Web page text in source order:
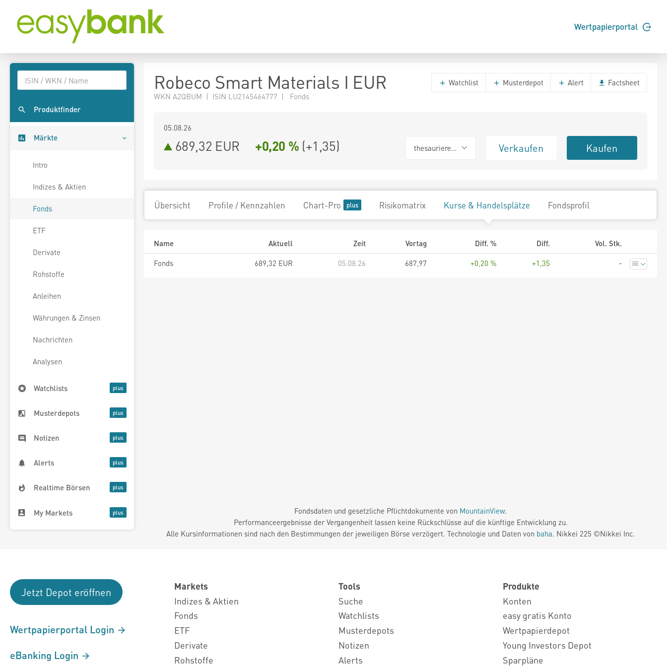
Wertpapierportal
Produktfinder
Märkte
Intro
Indizes & Aktien
Fonds
ETF
Derivate
Rohstoffe
Anleihen
Währungen & Zinsen
Nachrichten
Analysen
Watchlists
Musterdepots
Notizen
Alerts
Realtime Börsen
My Markets
Robeco Smart Materials I EUR
WKN A2QBUM | ISIN LU2145464777 | Fonds
Watchlist Musterdepot Alert Factsheet
05.08.26
689,32 EUR +0,20 % (+1,35) thesaurierend Verkaufen Kaufen
Übersicht Profile / Kennzahlen Chart-Pro Risikomatrix Kurse & Handelsplätze Fondsprofil
Name Aktuell Zeit Vortag Diff. % Diff.
Vol. Stk.
Fonds
689,32 EUR 05.08.26 687,97 +0,20 % +1,35 -
Fondsdaten und gesetzliche Pflichtdokumente von MountainView.
Performanceergebnisse der Vergangenheit lassen keine Rückschlüsse auf die künftige Entwicklung zu.
Alle Kursinformationen sind nach den Bestimmungen der jeweiligen Börse verzögert. Technologie und Daten von baha. Nikkei 225 ©Nikkei Inc.
Jetzt Depot eröffnen
Wertpapierportal Login
eBanking Login
Markets
Indizes & Aktien
Fonds
ETF
Derivate
Rohstoffe
Tools
Suche
Watchlists
Musterdepots
Notizen
Alerts
Produkte
Konten
easy gratis Konto
Wertpapierdepot
Young Investors Depot
Sparpläne